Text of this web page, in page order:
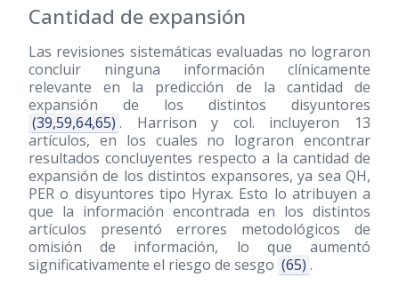
Cantidad de expansión
Las revisiones sistemáticas evaluadas no lograron
concluir ninguna información clínicamente
relevante en la predicción de la cantidad de
expansión de los distintos disyuntores
(39,59,64,65) . Harrison y col. incluyeron 13
artículos, en los cuales no lograron encontrar
resultados concluyentes respecto a la cantidad de
expansión de los distintos expansores, ya sea QH,
PER o disyuntores tipo Hyrax. Esto lo atribuyen a
que la información encontrada en los distintos
artículos presentó errores metodológicos de
omisión de información, lo que aumentó
significativamente el riesgo de sesgo (65) .